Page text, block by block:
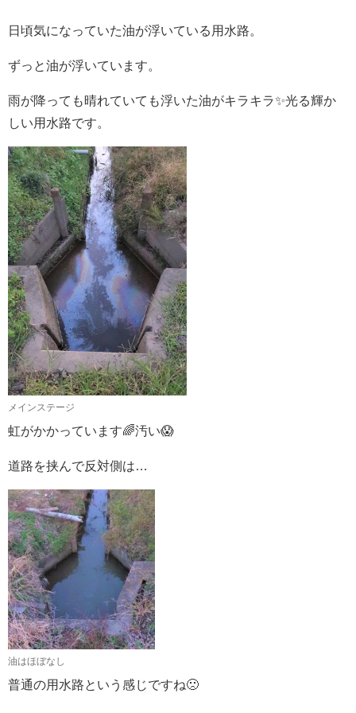
日頃気になっていた油が浮いている用水路
ずっと油が浮いています。
雨が降っても晴れていても浮いた油がキラキラ✨光る輝か
しい用水路です。
メインステージ
虹がかかっています🌈汚い😱
道路を挟んで反対側は…
油はほぼなし
普通の用水路という感じですね🙁